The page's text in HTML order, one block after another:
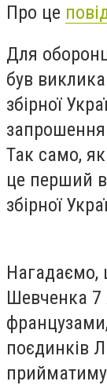
Про це
Для
був
збірної
Так само, як
це перший в
збірної
Нагадаємо,
Шевченка 7
поєдинків